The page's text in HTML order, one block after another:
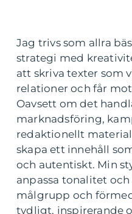
Jag trivs som allra
strategi med
att skriva texter som
relationer och får
Oavsett om det
marknadsföring,
redaktionellt
skapa ett innehåll
och autentiskt. Min
anpassa tonalitet
målgrupp och
tydligt, inspirerande